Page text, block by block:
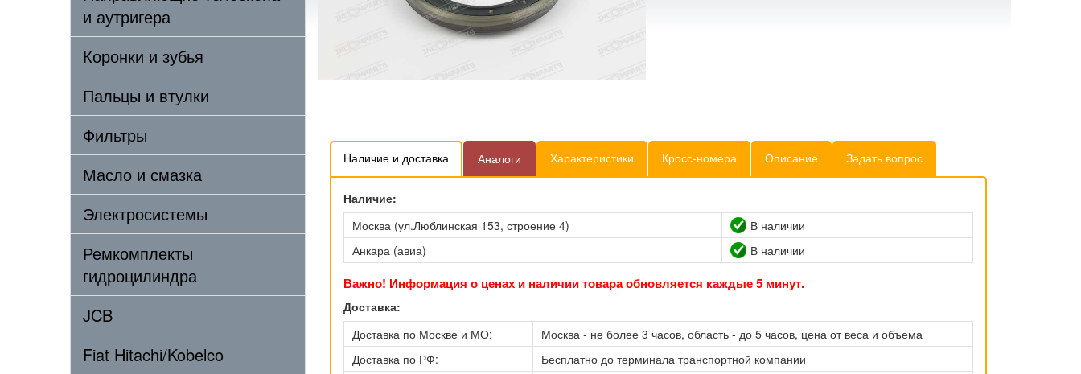
и аутригера
Коронки и зубья
Пальцы и втулки
Фильтры
Масло и смазка
Электросистемы
Ремкомплекты
гидроцилиндра
JCB
Fiat Hitachi/Kobelco
Наличие и доставка Аналоги Характеристики Кросс-номера Описание Задать вопрос
Наличие:
Москва (ул.Люблинская 153, строение 4)
В наличии
Анкара (авиа)
В наличии
Важно! Информация о ценах и наличии товара обновляется каждые 5 минут.
Доставка:
Доставка по Москве и МО:
Москва - не более 3 часов, область - до 5 часов, цена от веса и объема
Доставка по РФ:
Бесплатно до терминала транспортной компании